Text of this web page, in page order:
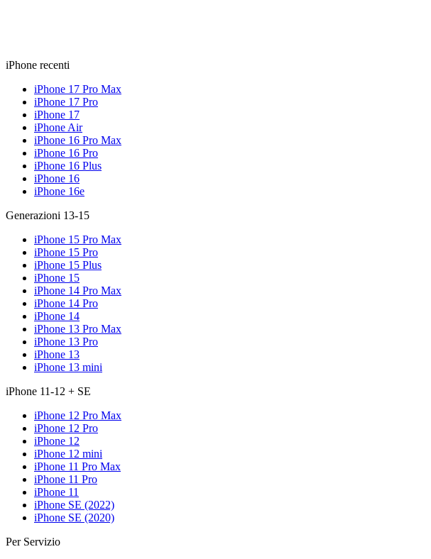
iPhone recenti
iPhone 17 Pro Max
iPhone 17 Pro
iPhone 17
iPhone Air
iPhone 16 Pro Max
iPhone 16 Pro
iPhone 16 Plus
iPhone 16
iPhone 16e
Generazioni 13-15
iPhone 15 Pro Max
iPhone 15 Pro
iPhone 15 Plus
iPhone 15
iPhone 14 Pro Max
iPhone 14 Pro
iPhone 14
iPhone 13 Pro Max
iPhone 13 Pro
iPhone 13
iPhone 13 mini
iPhone 11-12 + SE
iPhone 12 Pro Max
iPhone 12 Pro
iPhone 12
iPhone 12 mini
iPhone 11 Pro Max
iPhone 11 Pro
iPhone 11
iPhone SE (2022)
iPhone SE (2020)
Per Servizio